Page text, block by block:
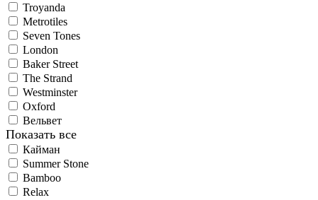
Troyanda
Metrotiles
Seven Tones
London
Baker Street
The Strand
Westminster
Oxford
Вельвет
Показать все
Кайман
Summer Stone
Bamboo
Relax